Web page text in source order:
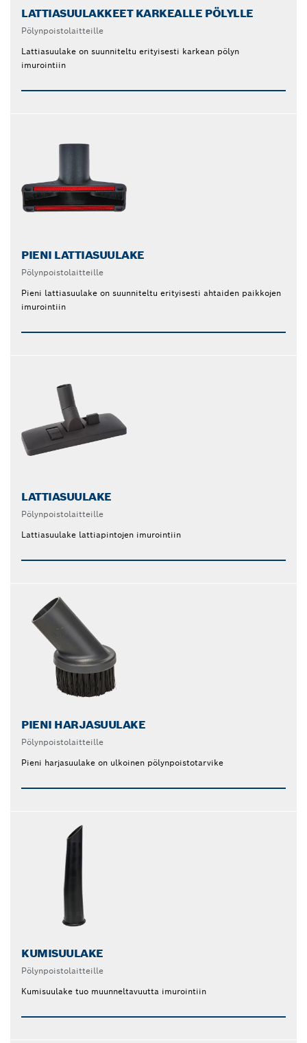
LATTIASUULAKKEET KARKEALLE PÖLYLLE
Pölynpoistolaitteille
Lattiasuulake on suunniteltu erityisesti karkean pölyn
imurointiin
PIENI LATTIASUULAKE
Pölynpoistolaitteille
Pieni lattiasuulake on suunniteltu erityisesti ahtaiden paikkojen
imurointiin
LATTIASUULAKE
Pölynpoistolaitteille
Lattiasuulake lattiapintojen imurointiin
PIENI HARJASUULAKE
Pölynpoistolaitteille
Pieni harjasuulake on ulkoinen pölynpoistotarvike
KUMISUULAKE
Pölynpoistolaitteille
Kumisuulake tuo muunneltavuutta imurointiin